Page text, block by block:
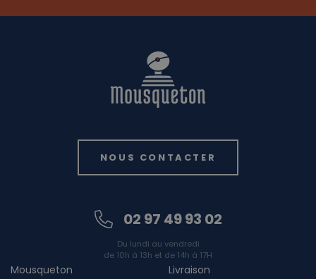
NOUS CONTACTER
02 97 49 93 02
Du lundi au vendredi
de 10h à 13h et de 14h à 17H
Mousqueton
Livraison